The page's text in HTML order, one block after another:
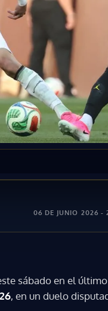
06 DE JUNIO 2026 -
sábado en el
, en un duelo